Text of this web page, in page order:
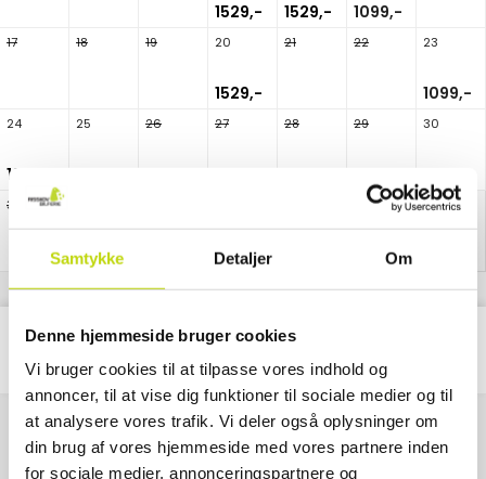
Samtykke Detaljer Om
Denne hjemmeside bruger cookies
Vi bruger cookies til at tilpasse vores indhold og
annoncer, til at vise dig funktioner til sociale medier og til
at analysere vores trafik. Vi deler også oplysninger om
din brug af vores hjemmeside med vores partnere inden
for sociale medier, annonceringspartnere og
1529,- 1529,- 1099,-
17 18 19 20
1529,-
21 22 23
1099,-
24
1399,-
25 26 27 28 29 30
31
Kontakt os